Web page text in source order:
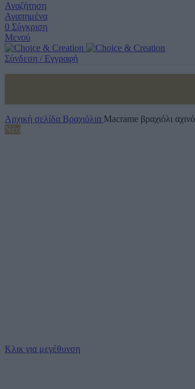
Αναζήτηση
Αγαπημένα
0 Σύγκριση
Μενού
Σύνδεση / Εγγραφή
Αρχική σελίδα Βραχιόλια Macrame βραχιόλι
Νέο
Κλικ για μεγέθυνση